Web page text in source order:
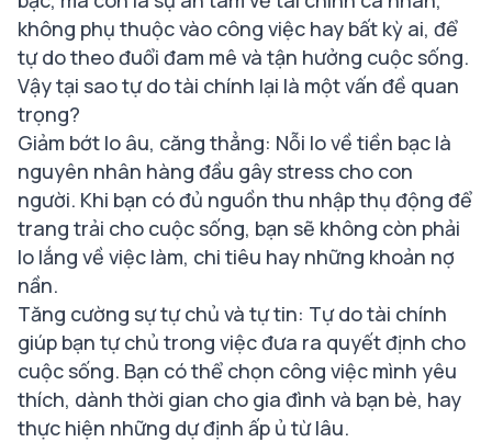
không phụ thuộc vào công việc hay bất kỳ ai, để
tự do theo đuổi đam mê và tận hưởng cuộc sống.
Vậy tại sao tự do tài chính lại là một vấn đề quan
trọng?
Giảm bớt lo âu, căng thẳng: Nỗi lo về tiền bạc là
nguyên nhân hàng đầu gây stress cho con
người. Khi bạn có đủ nguồn thu nhập thụ động để
trang trải cho cuộc sống, bạn sẽ không còn phải
lo lắng về việc làm, chi tiêu hay những khoản nợ
nần.
Tăng cường sự tự chủ và tự tin: Tự do tài chính
giúp bạn tự chủ trong việc đưa ra quyết định cho
cuộc sống. Bạn có thể chọn công việc mình yêu
thích, dành thời gian cho gia đình và bạn bè, hay
thực hiện những dự định ấp ủ từ lâu.